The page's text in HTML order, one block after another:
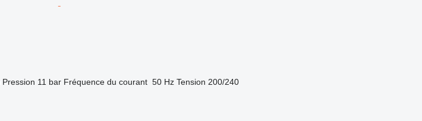
Pression 11 bar Fréquence du courant 50 Hz Tension 200/240